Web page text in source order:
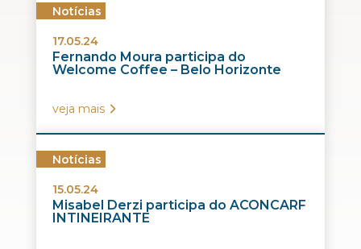
Notícias
17.05.24
Fernando Moura participa do
Welcome Coffee – Belo Horizonte
veja mais
Notícias
15.05.24
Misabel Derzi participa do ACONCARF
INTINEIRANTE